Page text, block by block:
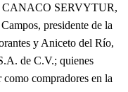
CANACO SERVYTUR,
presidente de la
y Aniceto del Río,
de C.V.; quienes
compradores en la